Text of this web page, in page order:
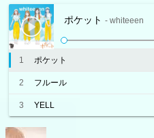
ポケット - whiteeen
1 ポケット
2 フルール
3 YELL